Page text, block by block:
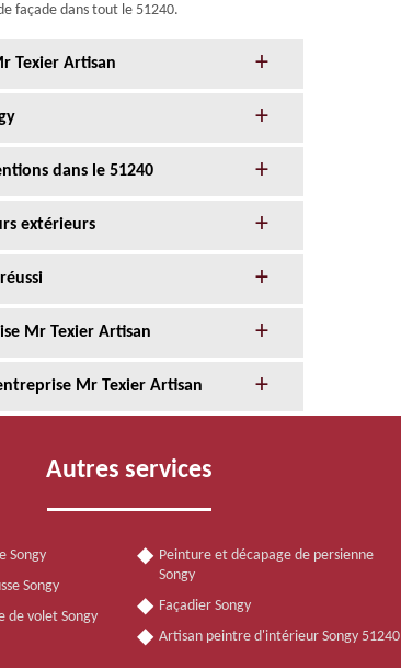
façade dans tout le 51240.
Texier Artisan
dans le 51240
extérieurs
Mr Texier Artisan
Mr Texier Artisan
Autres services
Songy
Songy
de volet Songy
Peinture et décapage de persienne
Songy
Façadier Songy
Artisan peintre d'intérieur Songy 51240